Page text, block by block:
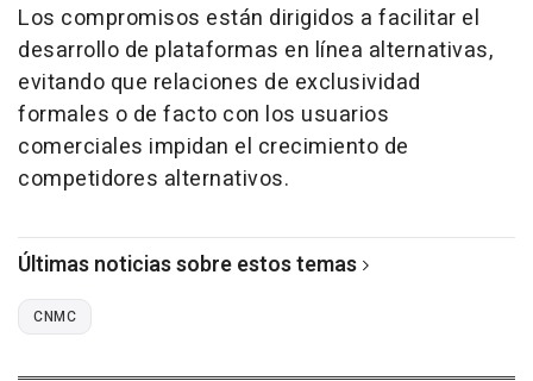
Los compromisos están dirigidos a facilitar el
desarrollo de plataformas en línea alternativas,
evitando que relaciones de exclusividad
formales o de facto con los usuarios
comerciales impidan el crecimiento de
competidores alternativos.
Últimas noticias sobre estos temas
CNMC